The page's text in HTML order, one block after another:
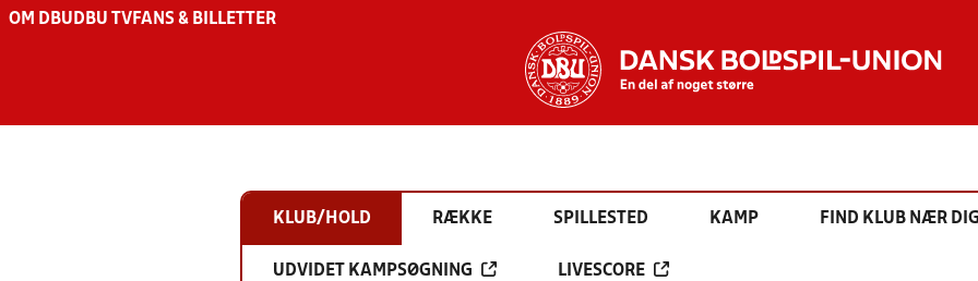
OM DBU DBU TV FANS & BILLETTER
KLUB/HOLD RÆKKE SPILLESTED KAMP FIND KLUB NÆR DIG
UDVIDET KAMPSØGNING LIVESCORE